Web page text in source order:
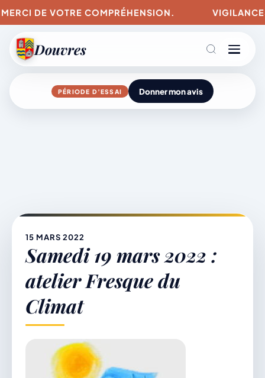
DE VOTRE COMPRÉHENSION.
Douvres
Agenda
Mairie & Vie municipale
Démarches & Vie pratique
Vie locale & Associations
PÉRIODE D’ESSAI Donner mon avis
15 MARS 2022
Samedi 19 mars 2022 :
atelier Fresque du
Climat